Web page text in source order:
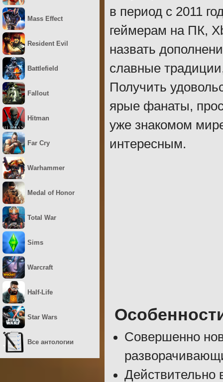
в период с 2011
геймерам на ПК,
назвать
славные
Получить
ярые фанаты,
уже знакомом
интересным.
Совершенно
Действительно
Mass Effect
Resident Evil
Battlefield
Fallout
Hitman
Far Cry
Warhammer
Medal of Honor
Total War
Sims
Warcraft
Half-Life
Star Wars
Все антологии